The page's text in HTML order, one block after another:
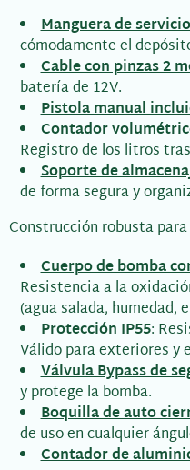
Manguera de
cómodamente el
Cable con pinzas 2
batería de 12V.
Pistola manual
Contador
Registro de los litros
Soporte de
de forma segura y
Construcción robusta
Cuerpo de bomba
Resistencia a la
(agua salada, humedad,
Protección IP55:
Válido para exteriores y
Válvula Bypass de
y protege la bomba.
Boquilla de auto
de uso en cualquier
Contador de